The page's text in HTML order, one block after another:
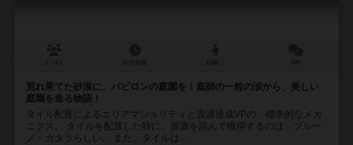
荒れ果てた砂漠に、バビロンの庭園を！庭師の一粒の涙から、美しい
庭園を造る物語！
タイル配置によるエリアマジョリティと資源達成VPの、標準的なメカ
ニクス。 タイルを配置した時に、資源を踏んで獲得するのは、ブルー
ノ・カタラらしい。 また、タイルは...